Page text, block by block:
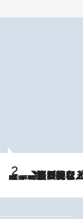
2026.8.5
【なぜ吉沢亮は「気配を消せる」のか？】興行収入208億の『国宝』を経て挑むミュージカル『ディア・エヴァン・ハンセン』。トップ俳優が舞台上でさらけ出した“孤独”とは